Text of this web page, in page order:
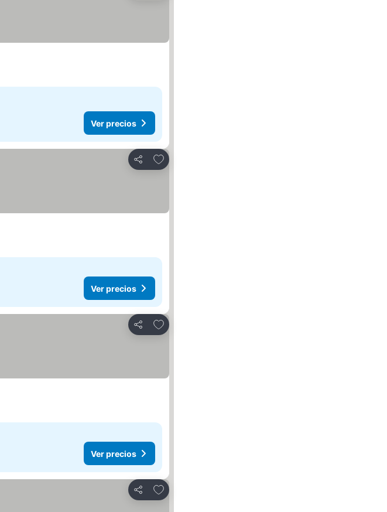
Ver precios
Compartir
Agregar a favoritos
Ver precios
Compartir
Agregar a favoritos
Ver precios
Compartir
Agregar a favoritos